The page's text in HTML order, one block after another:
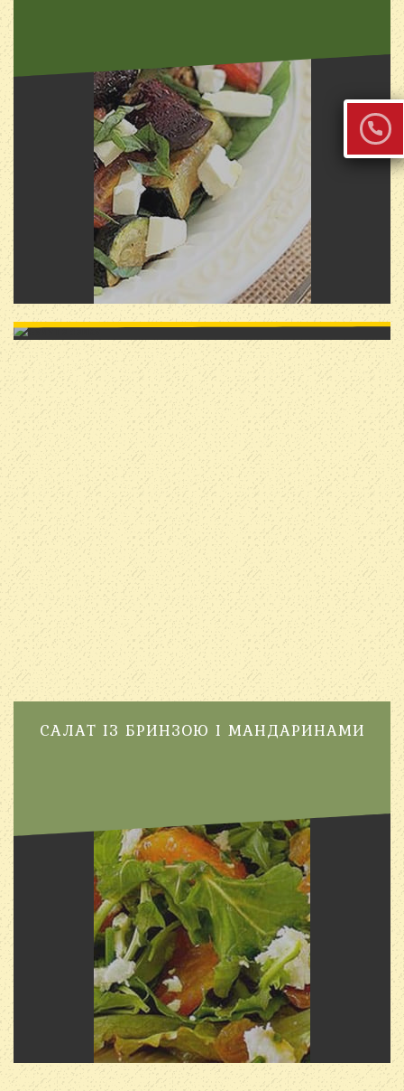
САЛАТ ІЗ БРИНЗОЮ І МАНДАРИНАМИ